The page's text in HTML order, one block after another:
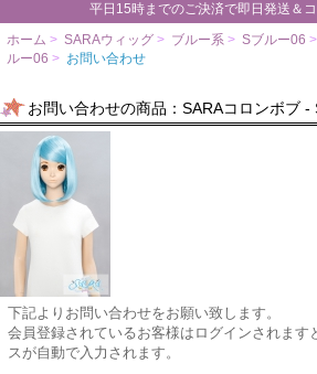
平日15時までのご決済で即日発送＆
ホーム > SARAウィッグ > ブルー系 > Sブルー06 >
ルー06 > お問い合わせ
お問い合わせの商品：SARAコロンボブ -
下記よりお問い合わせをお願い致します。
会員登録されているお客様はログインされます
スが自動で入力されます。